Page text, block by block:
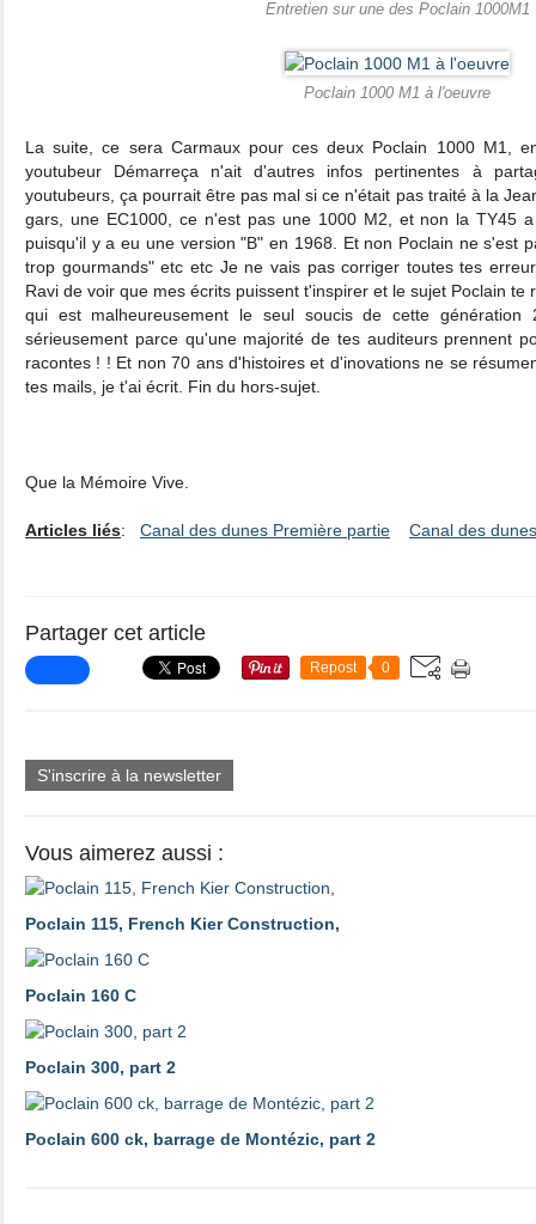
Entretien sur une des Poclain 1000M1
Poclain 1000 M1 à l'oeuvre
La suite, ce sera Carmaux pour ces deux Poclain 1000 M1,
youtubeur Démarreça n'ait d'autres infos pertinentes à
youtubeurs, ça pourrait être pas mal si ce n'était pas traité à la
gars, une EC1000, ce n'est pas une 1000 M2, et non la TY45
puisqu'il y a eu une version "B" en 1968. Et non Poclain ne s'est
trop gourmands" etc etc Je ne vais pas corriger toutes tes
Ravi de voir que mes écrits puissent t'inspirer et le sujet Poclain te
qui est malheureusement le seul soucis de cette
sérieusement parce qu'une majorité de tes auditeurs prennent
racontes ! ! Et non 70 ans d'histoires et d'inovations ne se
tes mails, je t'ai écrit. Fin du hors-sujet.
Que la Mémoire Vive.
Articles liés: Canal des dunes Première partie Canal des
Partager cet article
Repost 0
S'inscrire à la newsletter
Vous aimerez aussi :
Poclain 115, French Kier Construction,
Poclain 160 C
Poclain 300, part 2
Poclain 600 ck, barrage de Montézic, part 2